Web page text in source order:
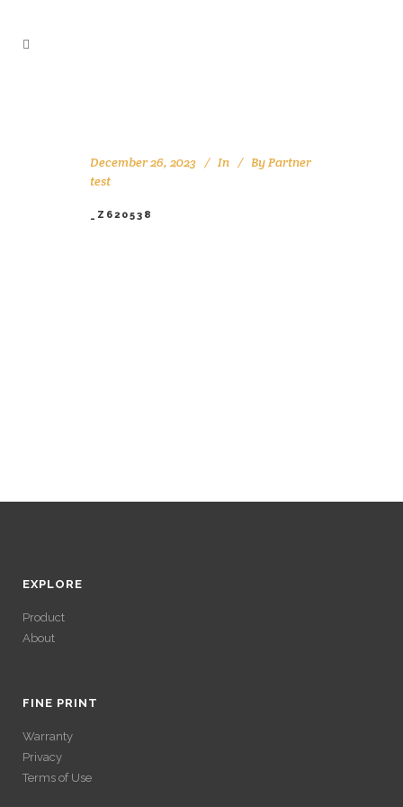
December 26, 2023 In ByPartner
test
_Z620538
EXPLORE
Product
About
GAINS SANS
VÉRIFICATION
FINE PRINT
Warranty
Privacy
Terms of Use